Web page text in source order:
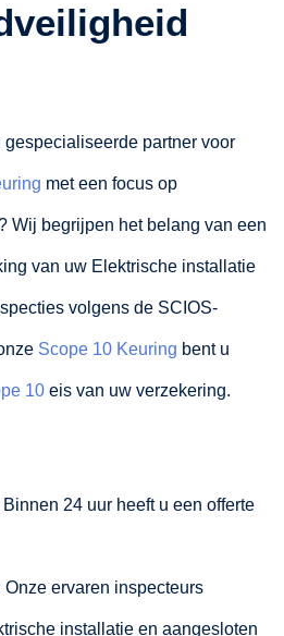
gespecialiseerde partner voor
met een focus op
Wij begrijpen het belang van een
van uw Elektrische installatie
volgens de SCIOS-
Scope 10 Keuring bent u
10 eis van uw verzekering.
Binnen 24 uur heeft u een offerte
Onze ervaren inspecteurs
installatie en aangesloten